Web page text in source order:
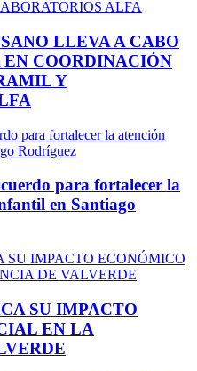
LLEVA A CABO
COORDINACIÓN
Y
para fortalecer la
en Santiago
SU IMPACTO
EN LA